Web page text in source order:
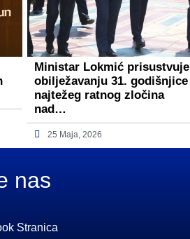
Ministar Lokmić prisustvuje
obilježavanju 31. godišnjice
najtežeg ratnog zločina
nad…
25 Maja, 2026
nas
Stranica